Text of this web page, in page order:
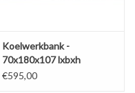
Koelwerkbank -
70x180x107 lxbxh
€595,00